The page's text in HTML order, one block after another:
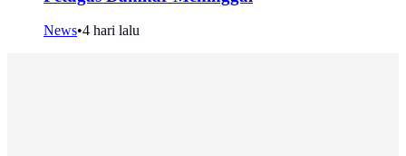
News•4 hari lalu